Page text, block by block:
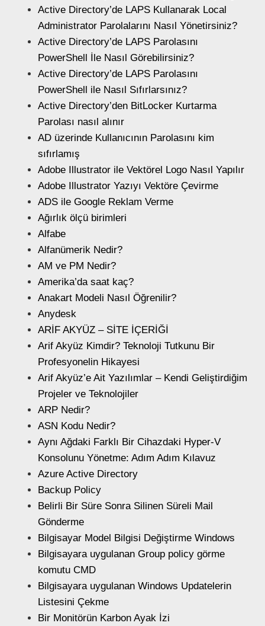
Active Directory’de LAPS Kullanarak Local
Administrator Parolalarını Nasıl Yönetirsiniz?
Active Directory’de LAPS Parolasını
PowerShell İle Nasıl Görebilirsiniz?
Active Directory’de LAPS Parolasını
PowerShell ile Nasıl Sıfırlarsınız?
Active Directory’den BitLocker Kurtarma
Parolası nasıl alınır
AD üzerinde Kullanıcının Parolasını kim
sıfırlamış
Adobe Illustrator ile Vektörel Logo Nasıl Yapılır
Adobe Illustrator Yazıyı Vektöre Çevirme
ADS ile Google Reklam Verme
Ağırlık ölçü birimleri
Alfabe
Alfanümerik Nedir?
AM ve PM Nedir?
Amerika’da saat kaç?
Anakart Modeli Nasıl Öğrenilir?
Anydesk
ARİF AKYÜZ – SİTE İÇERİĞİ
Arif Akyüz Kimdir? Teknoloji Tutkunu Bir
Profesyonelin Hikayesi
Arif Akyüz’e Ait Yazılımlar – Kendi Geliştirdiğim
Projeler ve Teknolojiler
ARP Nedir?
ASN Kodu Nedir?
Aynı Ağdaki Farklı Bir Cihazdaki Hyper-V
Konsolunu Yönetme: Adım Adım Kılavuz
Azure Active Directory
Backup Policy
Belirli Bir Süre Sonra Silinen Süreli Mail
Gönderme
Bilgisayar Model Bilgisi Değiştirme Windows
Bilgisayara uygulanan Group policy görme
komutu CMD
Bilgisayara uygulanan Windows Updatelerin
Listesini Çekme
Bir Monitörün Karbon Ayak İzi